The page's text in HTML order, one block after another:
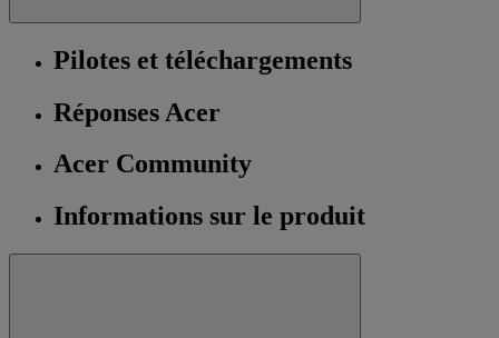
Pilotes et téléchargements
Réponses Acer
Acer Community
Informations sur le produit